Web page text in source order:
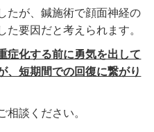
たが、鍼施術で顔面神経の
要因だと考えられます。
症化する前に勇気を出して
、短期間での回復に繋がり
相談ください。